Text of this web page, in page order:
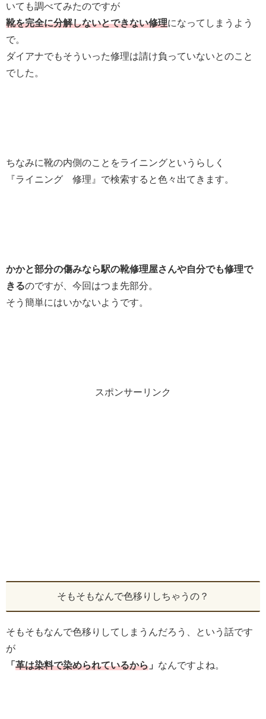
いても調べてみたのですが
靴を完全に分解しないとできない修理になってしまうよう
で。
ダイアナでもそういった修理は請け負っていないとのこと
でした。
ちなみに靴の内側のことをライニングというらしく
『ライニング 修理』で検索すると色々出てきます。
かかと部分の傷みなら駅の靴修理屋さんや自分でも修理で
きるのですが、今回はつま先部分。
そう簡単にはいかないようです。
スポンサーリンク
そもそもなんで色移りしちゃうの？
そもそもなんで色移りしてしまうんだろう、という話です
が
「 革は染料で染められているから 」 なんですよね。